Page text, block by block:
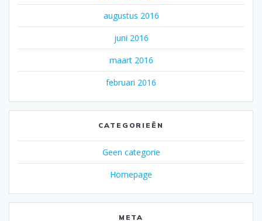
augustus 2016
juni 2016
maart 2016
februari 2016
CATEGORIEËN
Geen categorie
Homepage
META